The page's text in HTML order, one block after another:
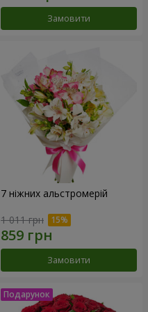
Замовити
7 ніжних альстромерій
1 011 грн
Замовити